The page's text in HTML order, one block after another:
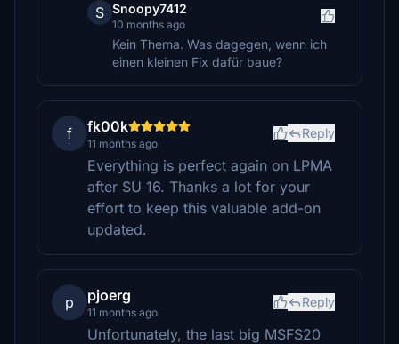
S Snoopy7412
10 months ago
Kein Thema. Was dagegen, wenn ich
einen kleinen Fix dafür baue?
f fk00k
11 months ago
Reply
Everything is perfect again on LPMA
after SU 16. Thanks a lot for your
effort to keep this valuable add-on
updated.
p pjoerg
11 months ago
Reply
Unfortunately, the last big MSFS20